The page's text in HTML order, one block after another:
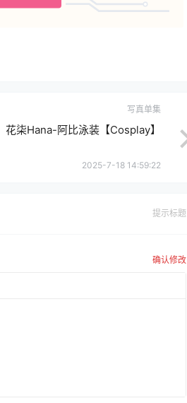
写真单集
花柒Hana-阿比泳装【Cosplay】
2025-7-18 14:59:22
提示标题
确认修改